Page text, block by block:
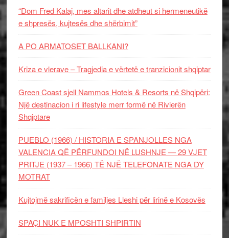
“Dom Fred Kalaj, mes altarit dhe atdheut si hermeneutikë
e shpresës, kujtesës dhe shërbimit”
A PO ARMATOSET BALLKANI?
Kriza e vlerave – Tragjedia e vërtetë e tranzicionit shqiptar
Green Coast sjell Nammos Hotels & Resorts në Shqipëri:
Një destinacion i ri lifestyle merr formë në Rivierën
Shqiptare
PUEBLO (1966) / HISTORIA E SPANJOLLES NGA
VALENCIA QË PËRFUNDOI NË LUSHNJE — 29 VJET
PRITJE (1937 – 1966) TË NJË TELEFONATE NGA DY
MOTRAT
Kujtojmë sakrificën e familjes Lleshi për lirinë e Kosovës
SPAÇI NUK E MPOSHTI SHPIRTIN